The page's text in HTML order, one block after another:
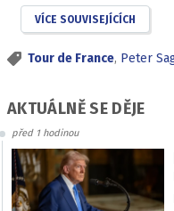
VÍCE SOUVISEJÍCÍCH
Tour de France, Peter
AKTUÁLNĚ SE DĚJE
před 1 hodinou